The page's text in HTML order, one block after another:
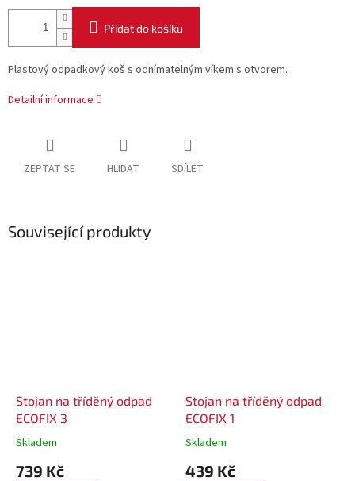
Přidat do košíku
Plastový odpadkový koš s odnímatelným víkem s otvorem.
Detailní informace
ZEPTAT SE HLÍDAT SDÍLET
Související produkty
Stojan na tříděný odpad
ECOFIX 3
Skladem
739 Kč
Stojan na tříděný odpad
ECOFIX 1
Skladem
439 Kč